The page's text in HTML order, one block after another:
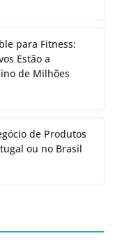
para Fitness:
Estão a
de Milhões
de Produtos
ou no Brasil